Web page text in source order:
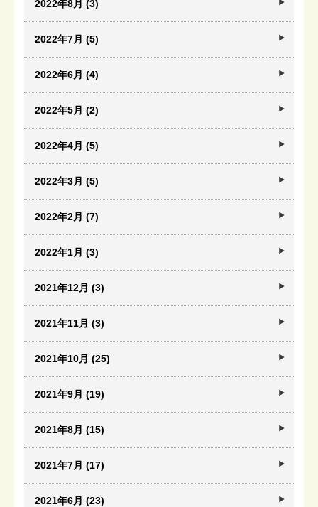
2022年8月 (3)
2022年7月 (5)
2022年6月 (4)
2022年5月 (2)
2022年4月 (5)
2022年3月 (5)
2022年2月 (7)
2022年1月 (3)
2021年12月 (3)
2021年11月 (3)
2021年10月 (25)
2021年9月 (19)
2021年8月 (15)
2021年7月 (17)
2021年6月 (23)